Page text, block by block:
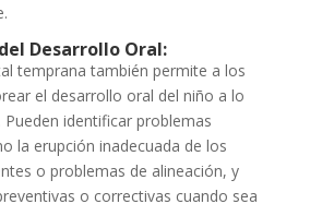
Desarrollo Oral:
temprana también permite a los
el desarrollo oral del niño a lo
identificar problemas
la erupción inadecuada de los
o problemas de alineación, y
o correctivas cuando sea